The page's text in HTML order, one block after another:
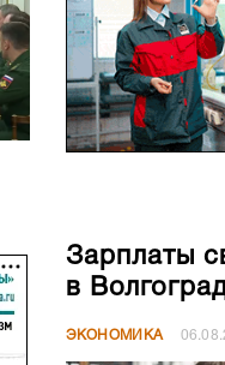
Зарплаты
в
ЭКОНОМИКА